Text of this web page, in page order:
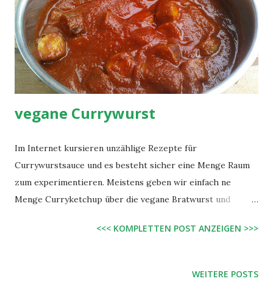
Sonnenblumenöl etwas Wasser 1 EL Majoran etwas Pfeffer
1 TL Kräutersalz 2 EL getrockneter Schnittlauch (oder 1
kleiner Bund frischer) etwas Knoblauchgranulat (oder
frischer) 1 -2 TL Kräuter der Provence, fein gemahlen evtl.
etwas Rauchpaprika evtl. 1 kleine Zwiebel,...
vegane Currywurst
Im Internet kursieren unzählige Rezepte für
Currywurstsauce und es besteht sicher eine Menge Raum
zum experimentieren. Meistens geben wir einfach ne
Menge Curryketchup über die vegane Bratwurst und
auch an vielen Imbissen gehandhabt. Diesmal wollen wir
<<< KOMPLETTEN POST ANZEIGEN >>>
WEITERE POSTS